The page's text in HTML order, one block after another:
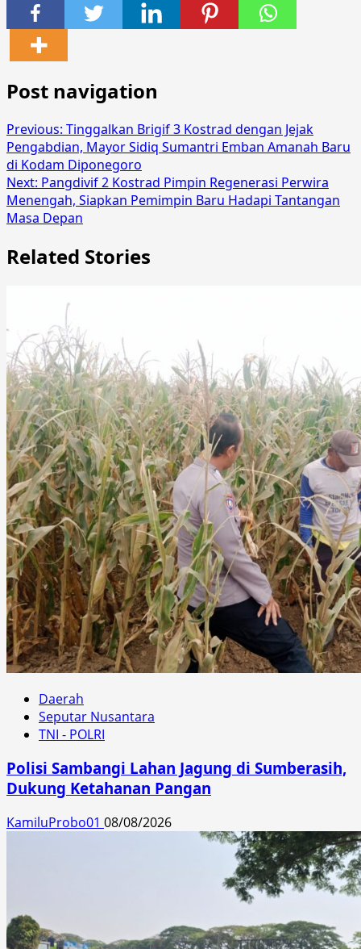
Share
Post navigation
Previous: Tinggalkan Brigif 3 Kostrad dengan Jejak
Pengabdian, Mayor Sidiq Sumantri Emban Amanah Baru
di Kodam Diponegoro
Next: Pangdivif 2 Kostrad Pimpin Regenerasi Perwira
Menengah, Siapkan Pemimpin Baru Hadapi Tantangan
Masa Depan
Related Stories
Daerah
Seputar Nusantara
TNI - POLRI
Polisi Sambangi Lahan Jagung di Sumberasih,
Dukung Ketahanan Pangan
KamiluProbo01 08/08/2026